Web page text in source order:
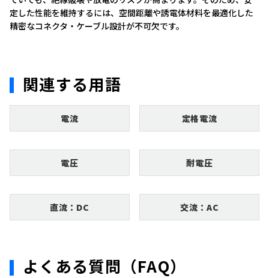
定した性能を維持するには、空間距離や誘電体材料を最適化した
精密なコネクタ・ケーブル設計が不可欠です。
関連する用語
電流 定格電流
電圧 耐電圧
直流：DC 交流：AC
よくある質問（FAQ）